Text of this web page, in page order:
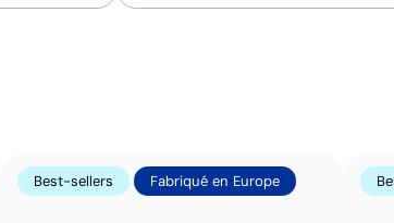
Fabriqué en Pologne, en
Best-sellers Fabriqué en Europe